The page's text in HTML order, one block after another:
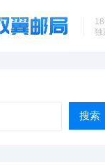
独
搜索